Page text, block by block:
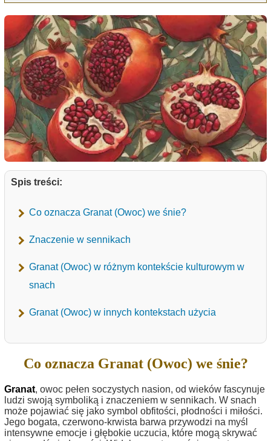
Spis treści:
Co oznacza Granat (Owoc) we śnie?
Znaczenie w sennikach
Granat (Owoc) w różnym kontekście kulturowym w
snach
Granat (Owoc) w innych kontekstach użycia
Co oznacza Granat (Owoc) we śnie?
Granat, owoc pełen soczystych nasion, od wieków fascynuje
ludzi swoją symboliką i znaczeniem w sennikach. W snach
może pojawiać się jako symbol obfitości, płodności i miłości.
Jego bogata, czerwono-krwista barwa przywodzi na myśl
intensywne emocje i głębokie uczucia, które mogą skrywać